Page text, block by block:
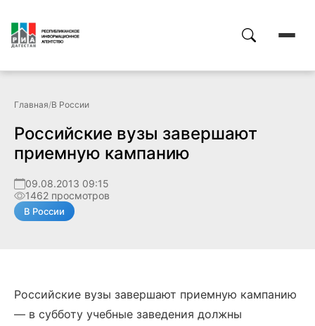
Главная/В России
Российские вузы завершают
приемную кампанию
09.08.2013 09:15
1462 просмотров
В России
Российские вузы завершают приемную кампанию
— в субботу учебные заведения должны